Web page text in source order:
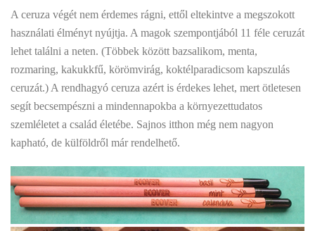
A ceruza végét nem érdemes rágni, ettől eltekintve a megszokott
használati élményt nyújtja. A magok szempontjából 11 féle ceruzát
lehet találni a neten. (Többek között bazsalikom, menta,
rozmaring, kakukkfű, körömvirág, koktélparadicsom kapszulás
ceruzát.) A rendhagyó ceruza azért is érdekes lehet, mert ötletesen
segít becsempészni a mindennapokba a környezettudatos
szemléletet a család életébe. Sajnos itthon még nem nagyon
kapható, de külföldről már rendelhető.